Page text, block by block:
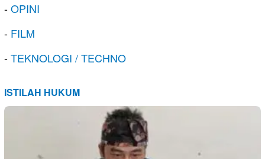
-OPINI
- FILM
-TEKNOLOGI / TECHNO
ISTILAH HUKUM